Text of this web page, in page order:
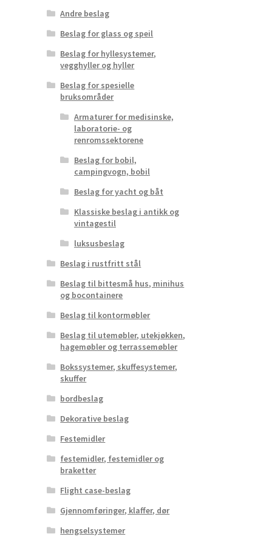
Andre beslag
Beslag for glass og speil
Beslag for hyllesystemer,
vegghyller og hyller
Beslag for spesielle
bruksområder
Armaturer for medisinske,
laboratorie- og
renromssektorene
Beslag for bobil,
campingvogn, bobil
Beslag for yacht og båt
Klassiske beslag i antikk og
vintagestil
luksusbeslag
Beslag i rustfritt stål
Beslag til bittesmå hus, minihus
og bocontainere
Beslag til kontormøbler
Beslag til utemøbler, utekjøkken,
hagemøbler og terrassemøbler
Bokssystemer, skuffesystemer,
skuffer
bordbeslag
Dekorative beslag
Festemidler
festemidler, festemidler og
braketter
Flight case-beslag
Gjennomføringer, klaffer, dør
hengselsystemer